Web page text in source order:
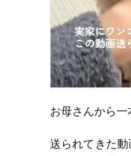
お母さんから一
送られてきた